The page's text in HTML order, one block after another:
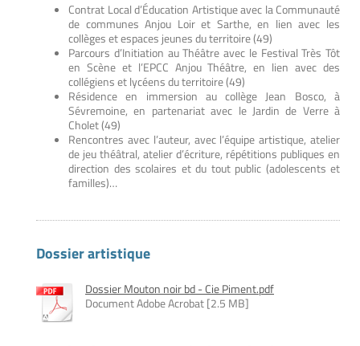
Contrat Local d’Éducation Artistique avec la Communauté
de communes Anjou Loir et Sarthe, en lien avec les
collèges et espaces jeunes du territoire (49)
Parcours d’Initiation au Théâtre avec le Festival Très Tôt
en Scène et l’EPCC Anjou Théâtre, en lien avec des
collégiens et lycéens du territoire (49)
Résidence en immersion au collège Jean Bosco, à
Sévremoine, en partenariat avec le Jardin de Verre à
Cholet (49)
Rencontres avec l’auteur, avec l’équipe artistique, atelier
de jeu théâtral, atelier d’écriture, répétitions publiques en
direction des scolaires et du tout public (adolescents et
familles)…
Dossier artistique
Dossier Mouton noir bd - Cie Piment.pdf
Document Adobe Acrobat [2.5 MB]